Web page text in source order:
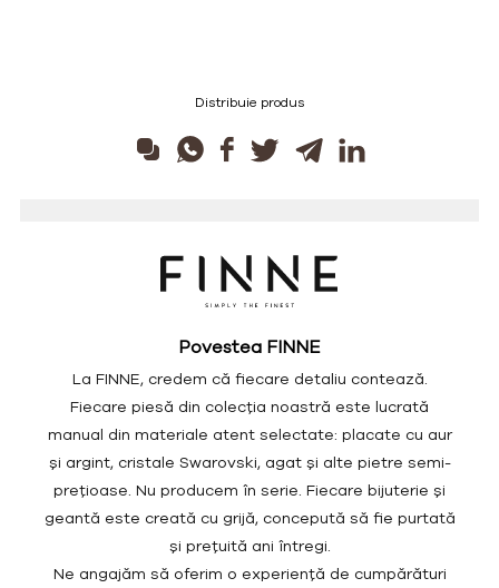
Distribuie produs
Povestea FINNE
La FINNE, credem că fiecare detaliu contează.
Fiecare piesă din colecția noastră este lucrată
manual din materiale atent selectate: placate cu aur
și argint, cristale Swarovski, agat și alte pietre semi-
prețioase. Nu producem în serie. Fiecare bijuterie și
geantă este creată cu grijă, concepută să fie purtată
și prețuită ani întregi.
Ne angajăm să oferim o experiență de cumpărături